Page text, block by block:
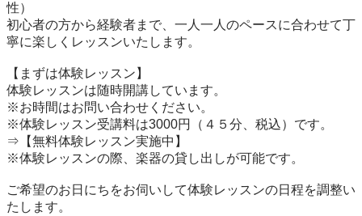
性）
初心者の方から経験者まで、一人一人のペースに合わせて丁
寧に楽しくレッスンいたします。
【まずは体験レッスン】
体験レッスンは随時開講しています。
※お時間はお問い合わせください。
※体験レッスン受講料は3000円（４５分、税込）です。
⇒【無料体験レッスン実施中】
※体験レッスンの際、楽器の貸し出しが可能です。
ご希望のお日にちをお伺いして体験レッスンの日程を調整い
たします。